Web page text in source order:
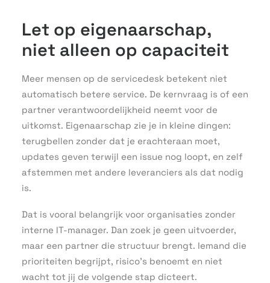
Let op eigenaarschap,
niet alleen op capaciteit
Meer mensen op de servicedesk betekent niet
automatisch betere service. De kernvraag is of een
partner verantwoordelijkheid neemt voor de
uitkomst. Eigenaarschap zie je in kleine dingen:
terugbellen zonder dat je erachteraan moet,
updates geven terwijl een issue nog loopt, en zelf
afstemmen met andere leveranciers als dat nodig
is.
Dat is vooral belangrijk voor organisaties zonder
interne IT-manager. Dan zoek je geen uitvoerder,
maar een partner die structuur brengt. Iemand die
prioriteiten begrijpt, risico’s benoemt en niet
wacht tot jij de volgende stap dicteert.